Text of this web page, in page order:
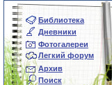
Библиотека
Дневники
Фотогалереи
Легкий форум
Архив
Поиск